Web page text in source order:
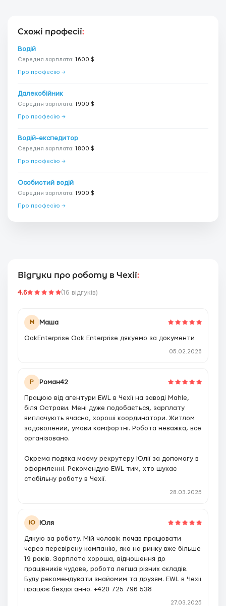
Схожі професії:
Водій
Середня зарплата: 1600 $
Про професію →
Далекобійник
Середня зарплата: 1900 $
Про професію →
Водій-експедитор
Середня зарплата: 1800 $
Про професію →
Особистий водій
Середня зарплата: 1900 $
Про професію →
Відгуки про роботу в Чехії:
4.6 (16 відгуків)
М Маша
OakEnterprise Oak Enterprise дякуемо за документи
05.02.2026
Р Роман42
Працюю від агентури EWL в Чехії на заводі Mahle,
біля Острави. Мені дуже подобається, зарплату
виплачують вчасно, хороші координатори. Житлом
задоволений, умови комфортні. Робота неважка, все
організовано.
Окрема подяка моєму рекрутеру Юлії за допомогу в
оформленні. Рекомендую EWL тим, хто шукає
стабільну роботу в Чехії.
28.03.2025
Ю Юля
Дякую за роботу. Мій чоловік почав працювати
через перевірену компанію, яка на ринку вже більше
19 років. Зарплата хороша, відношення до
працівників чудове, робота легша різних складів.
Буду рекомендувати знайомим та друзям. EWL в Чехії
працює бездоганно. +420 725 796 538
27.03.2025